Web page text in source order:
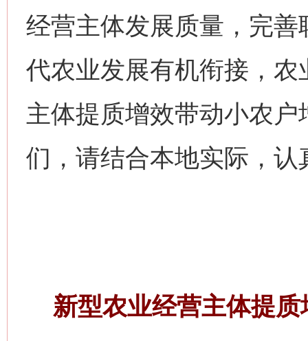
经营主体发展质量，完
代农业发展有机衔接，
主体提质增效带动小农
们，请结合本地实际，认
新型农业经营主体提